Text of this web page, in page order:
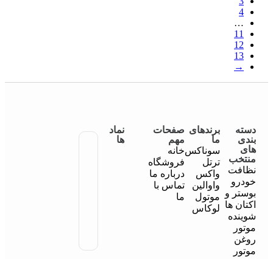
4
…
11
12
13
→
دسته
بندی
های
منتخب
نظافت
خودرو
بوستر و
اکتان ها
شوینده
موتور
روغن
موتور
برندهای
ما
سوناکس
ترتل
واکس
واوالین
موتول
لوکاس
صفحات
مهم
خانه
فروشگاه
درباره ما
تماس با
ما
نماد
ها